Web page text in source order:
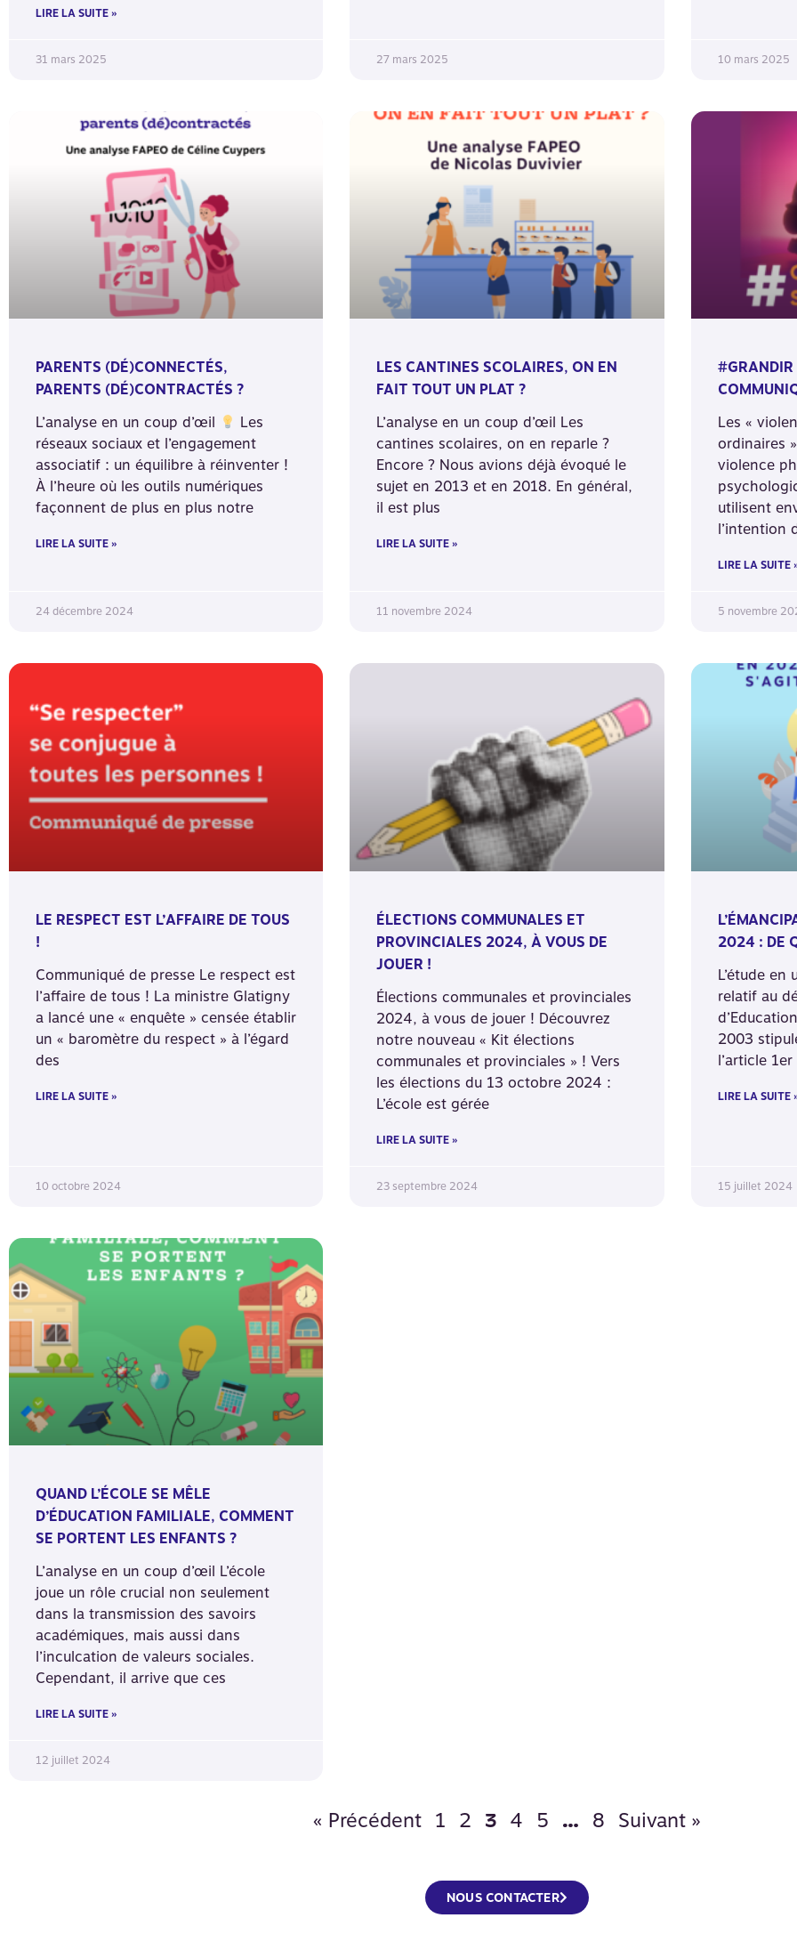
LIRE LA SUITE »
31 mars 2025 27 mars 2025 10 mars 2025
PARENTS (DÉ)CONNECTÉS,
PARENTS (DÉ)CONTRACTÉS ?
L’analyse en un coup d’œil
Les
réseaux sociaux et l’engagement
associatif : un équilibre à réinventer !
À l’heure où les outils numériques
façonnent de plus en plus notre
LIRE LA SUITE »
24 décembre 2024
LES CANTINES SCOLAIRES, ON EN
FAIT TOUT UN PLAT ?
L’analyse en un coup d’œil Les
cantines scolaires, on en reparle ?
Encore ? Nous avions déjà évoqué le
sujet en 2013 et en 2018. En général,
il est plus
LIRE LA SUITE »
11 novembre 2024
#GRANDIR
Les «
ordinaires
violence
utilisent
l’intention
LIRE LA SUITE
5 novembre
LE RESPECT EST L’AFFAIRE DE TOUS
!
Communiqué de presse Le respect est
l’affaire de tous ! La ministre Glatigny
a lancé une « enquête » censée établir
un « baromètre du respect » à l’égard
des
LIRE LA SUITE »
10 octobre 2024
ÉLECTIONS COMMUNALES ET
PROVINCIALES 2024, À VOUS DE
JOUER !
Élections communales et provinciales
2024, à vous de jouer ! Découvrez
notre nouveau « Kit élections
communales et provinciales » ! Vers
les élections du 13 octobre 2024 :
L’école est gérée
LIRE LA SUITE »
23 septembre 2024
2024 : DE
L’étude en
relatif au
2003
l’article
LIRE LA SUITE
15 juillet 2024
QUAND L’ÉCOLE SE MÊLE
D’ÉDUCATION FAMILIALE, COMMENT
SE PORTENT LES ENFANTS ?
L’analyse en un coup d’œil L’école
joue un rôle crucial non seulement
dans la transmission des savoirs
académiques, mais aussi dans
l’inculcation de valeurs sociales.
Cependant, il arrive que ces
LIRE LA SUITE »
12 juillet 2024
« Précédent 1 2 3 4 5 … 8 Suivant »
NOUS CONTACTER